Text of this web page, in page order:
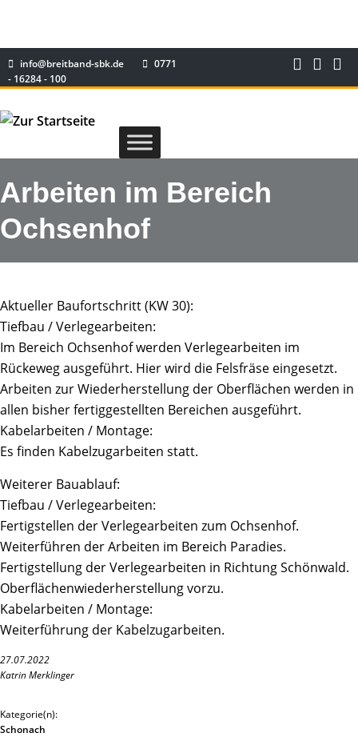
info@breitband-sbk.de
0771
- 16284 - 100
Arbeiten im Bereich
Ochsenhof
Aktueller Baufortschritt (KW 30):
Tiefbau / Verlegearbeiten:
Im Bereich Ochsenhof werden Verlegearbeiten im
Rückeweg ausgeführt. Hier wird die Felsfräse eingesetzt.
Arbeiten zur Wiederherstellung der Oberflächen werden in
allen bisher fertiggestellten Bereichen ausgeführt.
Kabelarbeiten / Montage:
Es finden Kabelzugarbeiten statt.
Weiterer Bauablauf:
Tiefbau / Verlegearbeiten:
Fertigstellen der Verlegearbeiten zum Ochsenhof.
Weiterführen der Arbeiten im Bereich Paradies.
Fertigstellung der Verlegearbeiten in Richtung Schönwald.
Oberflächenwiederherstellung vorzu.
Kabelarbeiten / Montage:
Weiterführung der Kabelzugarbeiten.
27.07.2022
Katrin Merklinger
Kategorie(n):
Schonach